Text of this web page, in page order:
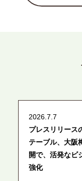
2026.7.7
プレスリリース
テーブル、大阪
開で、活発なビ
強化